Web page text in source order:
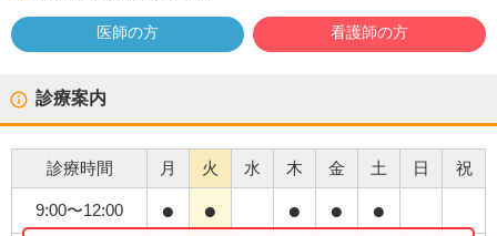
医師の方 看護師の方
診療案内
診療時間 月 火 水 木 金 土 日 祝
9:00〜12:00 ● ● ● ● ●